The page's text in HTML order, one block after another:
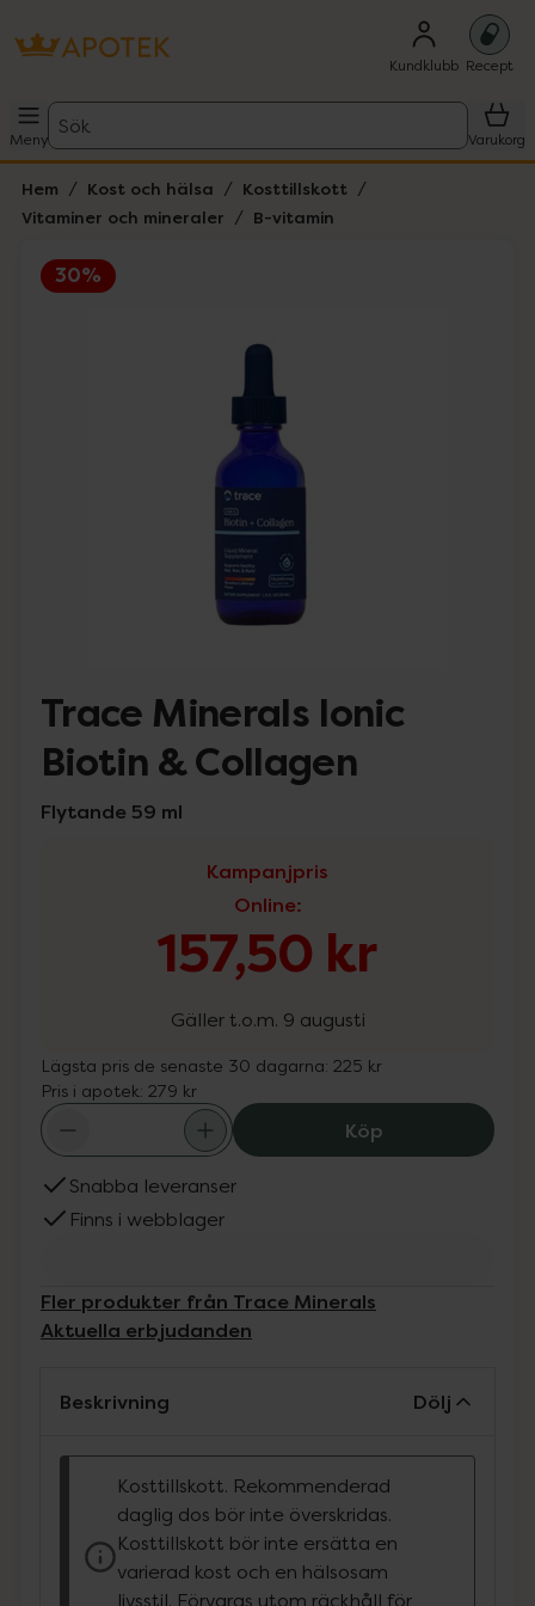
Kundklubb Recept
Meny
Sök
Varukorg
Hem Kost och hälsa
Kosttillskott
Vitaminer och mineraler
B-vitamin
30%
Lista: . Innehåller 1 objekt.
Trace Minerals Ionic
Biotin & Collagen
Flytande 59 ml
Kampanjpris
Online:
157,50 kr
Gäller t.o.m. 9 augusti
Lägsta pris de senaste 30 dagarna: 225 kr
Pris i apotek: 279 kr
KöpTrace Minerals
Snabba leveranser
Finns i webblager
Fler produkter från Trace Minerals
Aktuella erbjudanden
Beskrivning Dölj
Kosttillskott. Rekommenderad
daglig dos bör inte överskridas.
Kosttillskott bör inte ersätta en
varierad kost och en hälsosam
livsstil. Förvaras utom räckhåll för